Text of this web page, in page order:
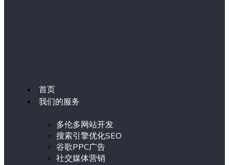
首页
我们的服务
多伦多网站开发
搜索引擎优化SEO
谷歌PPC广告
社交媒体营销